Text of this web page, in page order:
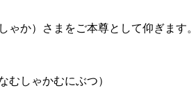
ゃか）さまをご本尊として仰ぎます
むしゃかむにぶつ）